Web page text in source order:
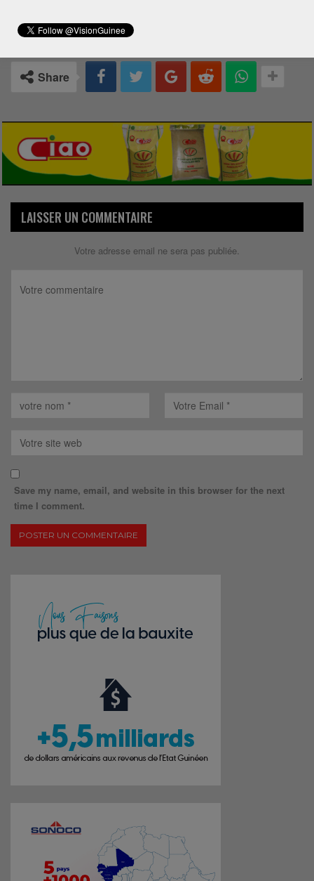
0
Share
LAISSER UN COMMENTAIRE
Votre adresse email ne sera pas publiée.
Save my name, email, and website in this browser for the next
time I comment.